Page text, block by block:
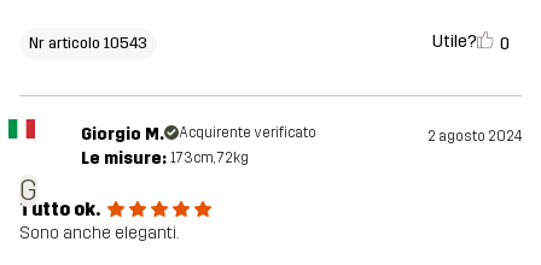
Nr articolo 10543 Utile? 0
G
Giorgio M. Acquirente verificato 2 agosto 2024
Le misure: 173cm, 72kg
Tutto ok.
Sono anche eleganti.